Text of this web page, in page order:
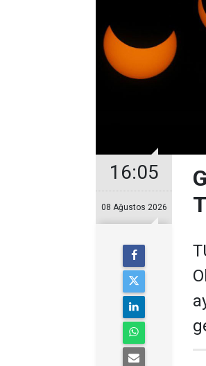
16:05
08 Ağustos 2026